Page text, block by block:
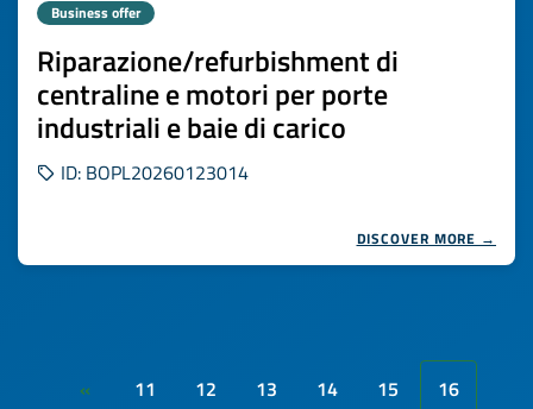
Business offer
Riparazione/refurbishment di
centraline e motori per porte
industriali e baie di carico
ID: BOPL20260123014
DISCOVER MORE →
« 11 12 13 14 15
16